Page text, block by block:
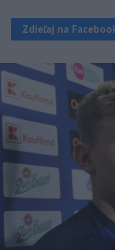
Zdieľaj na